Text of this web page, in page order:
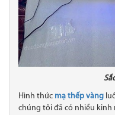
Hình thức mạ thếp vàng
chúng tôi đã có nhiều kinh